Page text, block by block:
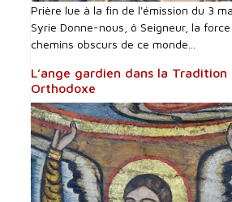
Prière lue à la fin de l'émission du 3
Syrie Donne-nous, ô Seigneur, la
chemins obscurs de ce monde...
L’ange gardien dans la Tradition
Orthodoxe